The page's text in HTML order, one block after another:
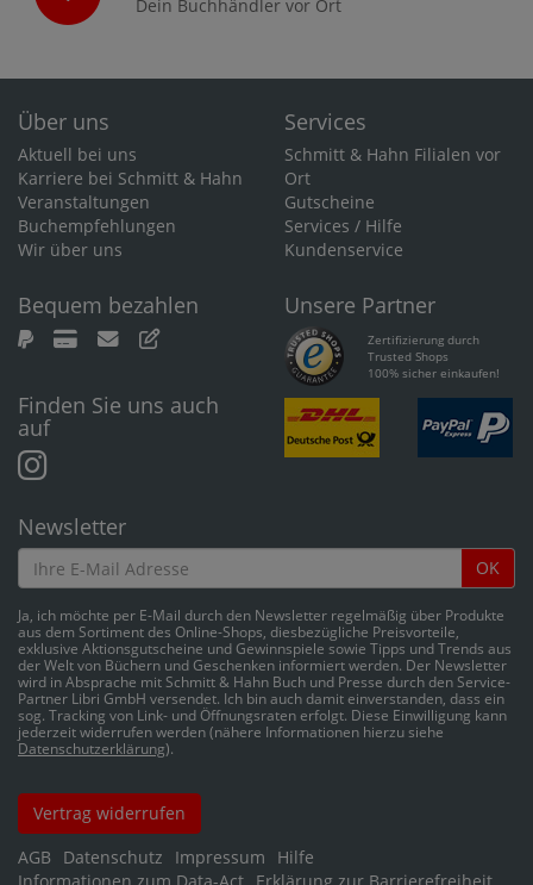
Dein Buchhändler vor Ort
Über uns
Aktuell bei uns
Karriere bei Schmitt & Hahn
Veranstaltungen
Buchempfehlungen
Wir über uns
Services
Schmitt & Hahn Filialen vor
Ort
Gutscheine
Services / Hilfe
Kundenservice
Bequem bezahlen
Finden Sie uns auch
auf
Unsere Partner
Zertifizierung durch
Trusted Shops
100% sicher einkaufen!
Newsletter
OK
Ja, ich möchte per E-Mail durch den Newsletter regelmäßig über Produkte
aus dem Sortiment des Online-Shops, diesbezügliche Preisvorteile,
exklusive Aktionsgutscheine und Gewinnspiele sowie Tipps und Trends aus
der Welt von Büchern und Geschenken informiert werden. Der Newsletter
wird in Absprache mit Schmitt & Hahn Buch und Presse durch den Service-
Partner Libri GmbH versendet. Ich bin auch damit einverstanden, dass ein
sog. Tracking von Link- und Öffnungsraten erfolgt. Diese Einwilligung kann
jederzeit widerrufen werden (nähere Informationen hierzu siehe
Datenschutzerklärung).
Vertrag widerrufen
AGB
Datenschutz Impressum
Hilfe